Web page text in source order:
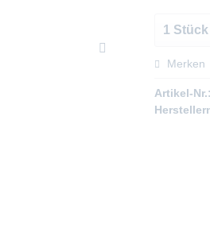
Merken
Artikel-Nr.: